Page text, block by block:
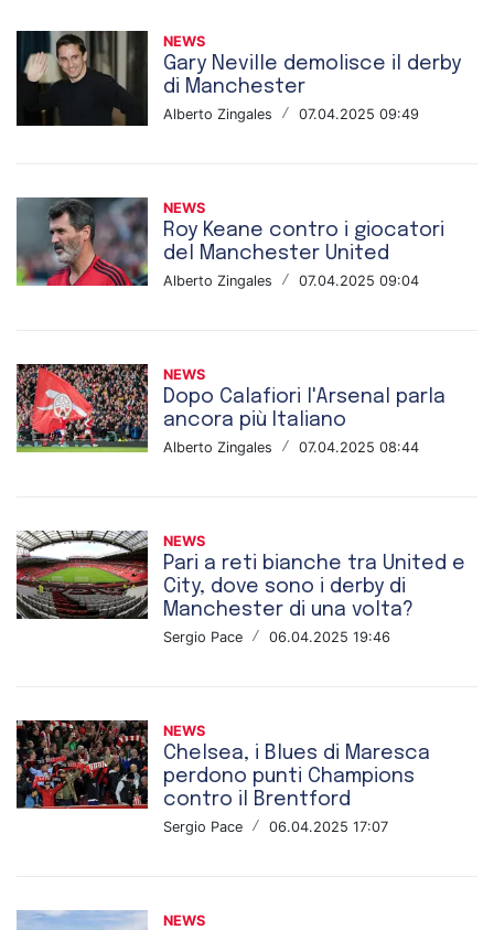
NEWS
Gary Neville demolisce il derby
di Manchester
Alberto Zingales / 07.04.2025 09:49
NEWS
Roy Keane contro i giocatori
del Manchester United
Alberto Zingales / 07.04.2025 09:04
NEWS
Dopo Calafiori l'Arsenal parla
ancora più Italiano
Alberto Zingales / 07.04.2025 08:44
NEWS
Pari a reti bianche tra United e
City, dove sono i derby di
Manchester di una volta?
Sergio Pace / 06.04.2025 19:46
NEWS
Chelsea, i Blues di Maresca
perdono punti Champions
contro il Brentford
Sergio Pace / 06.04.2025 17:07
NEWS